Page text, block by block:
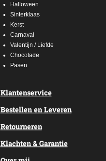
Halloween
Sinterklaas
Kerst
Carnaval
Valentijn / Liefde
Chocolade
Pasen
Klantenservice
Bestellen en Leveren
Retourneren
Klachten & Garantie